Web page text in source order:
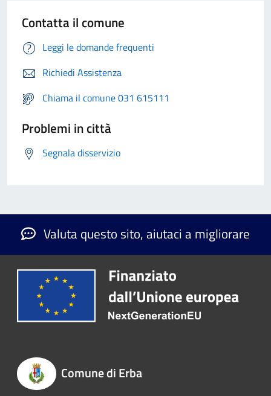
Contatta il comune
Leggi le domande frequenti
Richiedi Assistenza
Chiama il comune 031 615111
Problemi in città
Segnala disservizio
Valuta questo sito, aiutaci a migliorare
Comune di Erba